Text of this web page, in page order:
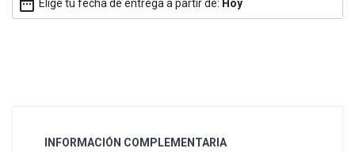
date_range Elige tu fecha de entrega a partir de: Hoy
INFORMACIÓN COMPLEMENTARIA